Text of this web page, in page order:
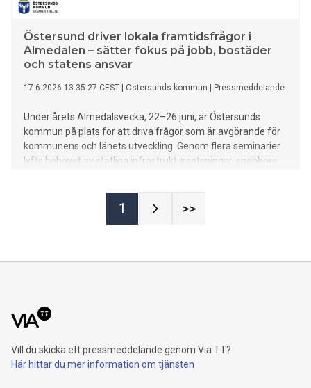
Östersund driver lokala framtidsfrågor i
Almedalen – sätter fokus på jobb, bostäder
och statens ansvar
17.6.2026 13:35:27 CEST Östersunds kommun Pressmeddelande
Under årets Almedalsvecka, 22–26 juni, är Östersunds
kommun på plats för att driva frågor som är avgörande för
kommunens och länets utveckling. Genom flera seminarier
lyfts behovet av statliga infrastruktursatsningar, snabbare
kompetensförsörjning till både näringsliv och offentlig
1 >>
Vill du skicka ett pressmeddelande genom Via TT?
Här hittar du mer information om tjänsten